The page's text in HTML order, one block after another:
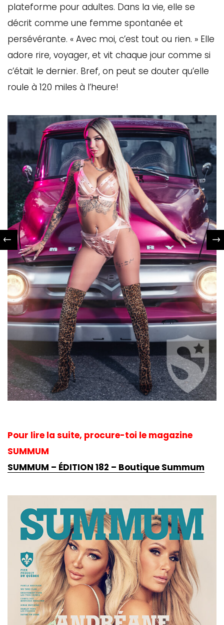
plateforme pour adultes. Dans la vie, elle se
décrit comme une femme spontanée et
persévérante. « Avec moi, c’est tout ou rien. » Elle
adore rire, voyager, et vit chaque jour comme si
c’était le dernier. Bref, on peut se douter qu’elle
roule à 120 miles à l’heure!
Pour lire la suite, procure-toi le magazine
SUMMUM
SUMMUM – ÉDITION 182 – Boutique Summum